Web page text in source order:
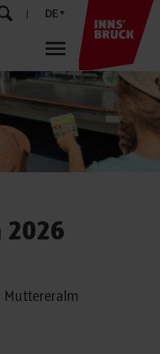
DE
Muttereralm